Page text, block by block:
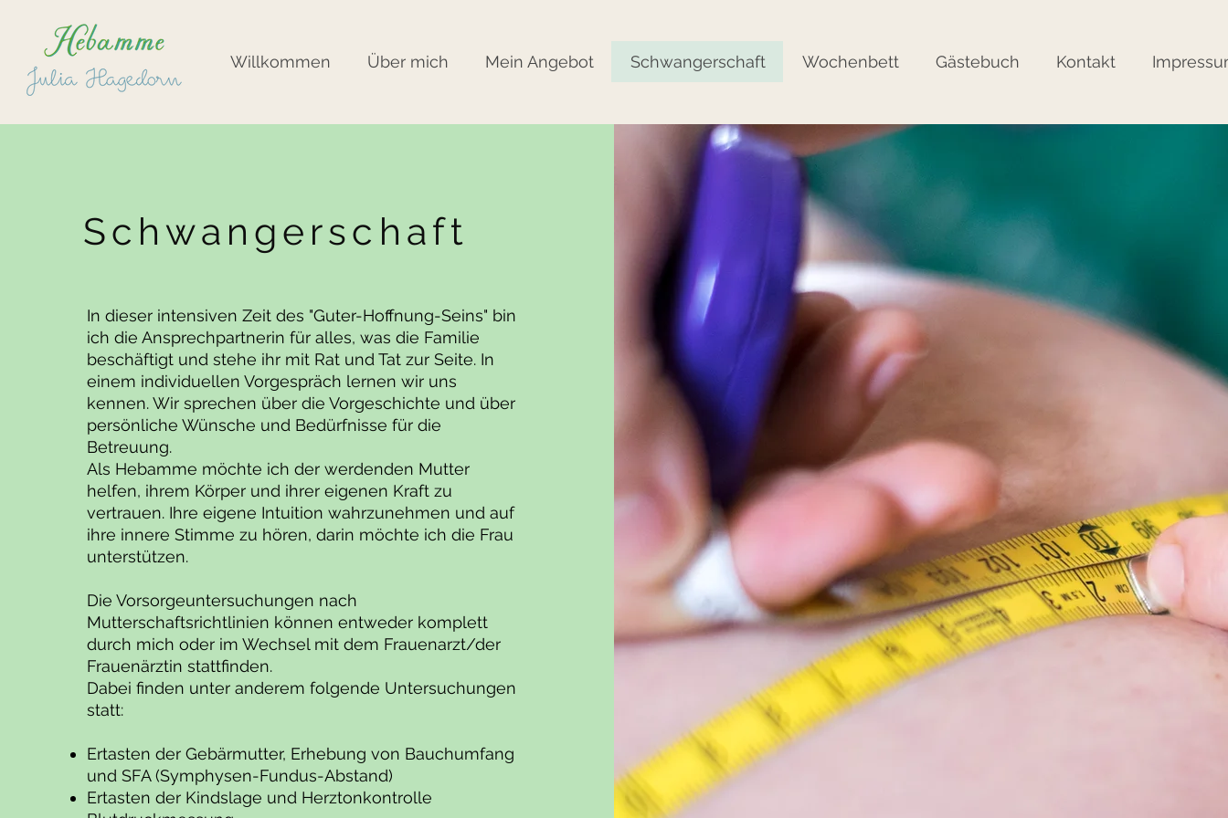
Willkommen Über mich Mein Angebot Schwangerschaft Wochenbett Gästebuch Kontakt
Schwangerschaft
In dieser intensiven Zeit des "Guter-Hoffnung-Seins" bin
ich die Ansprechpartnerin für alles, was die Familie
beschäftigt und stehe ihr mit Rat und Tat zur Seite. In
einem individuellen Vorgespräch lernen wir uns
kennen. Wir sprechen über die Vorgeschichte und über
persönliche Wünsche und Bedürfnisse für die
Betreuung.
Als Hebamme möchte ich der werdenden Mutter
helfen, ihrem Körper und ihrer eigenen Kraft zu
vertrauen. Ihre eigene Intuition wahrzunehmen und auf
ihre innere Stimme zu hören, darin möchte ich die Frau
unterstützen.
Die Vorsorgeuntersuchungen nach
Mutterschaftsrichtlinien können entweder komplett
durch mich oder im Wechsel mit dem Frauenarzt/der
Frauenärztin stattfinden.
Dabei finden unter anderem folgende Untersuchungen
statt:
Ertasten der Gebärmutter, Erhebung von Bauchumfang
und SFA (Symphysen-Fundus-Abstand)
Ertasten der Kindslage und Herztonkontrolle